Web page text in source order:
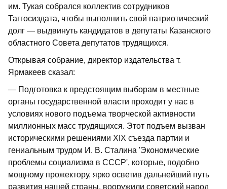
им. Тукая собрался коллектив сотрудников
Таггосиздата, чтобы выполнить свой патриотический
долг — выдвинуть кандидатов в депутаты Казанского
областного Совета депутатов трудящихся.
Открывая собрание, директор издательства т.
Ярмакеев сказал:
— Подготовка к предстоящим выборам в местные
органы государственной власти проходит у нас в
условиях нового подъема творческой активности
миллионных масс трудящихся. Этот подъем вызван
историческими решениями XIX съезда партии и
гениальным трудом И. В. Сталина 'Экономические
проблемы социализма в СССР', которые, подобно
мощному прожектору, ярко осветив дальнейший путь
развития нашей страны, вооружили советский народ